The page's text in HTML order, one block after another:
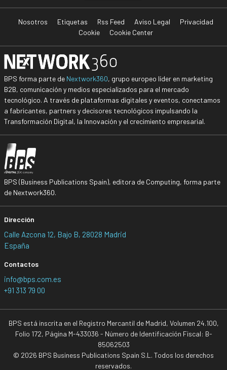
Nosotros Etiquetas Rss Feed Aviso Legal
Privacidad
Cookie
Cookie Center
BPS forma parte de Nextwork360, grupo europeo líder en marketing
B2B, comunicación y medios especializados para el mercado
tecnológico. A través de plataformas digitales y eventos, conectamos
a fabricantes, partners y decisores tecnológicos impulsando la
Transformación Digital, la Innovación y el crecimiento empresarial.
BPS (Business Publications Spain), editora de Computing, forma parte
de Nextwork360.
Dirección
Calle Azcona 12, Bajo B, 28028 Madrid
España
Contactos
info@bps.com.es
+91 313 79 00
BPS está inscrita en el Registro Mercantil de Madrid, Volumen 24.100,
Folio 172, Página M-433036 - Número de Identificación Fiscal: B-
85062503
© 2026 BPS Business Publications Spain S.L. Todos los derechos
reservados.